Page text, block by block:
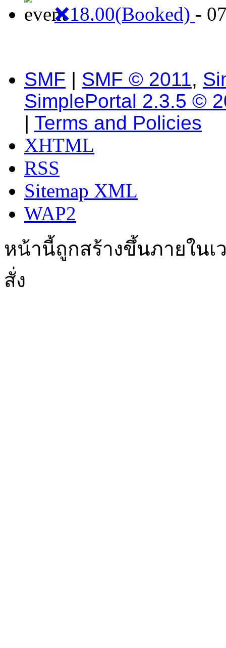
❌18.00(Booked) -
SMF | SMF © 2011,
SimplePortal 2.3.5 ©
| Terms and Policies
XHTML
RSS
Sitemap XML
WAP2
หน้านี้ถูกสร้างขึ้นภายในเ
สั่ง